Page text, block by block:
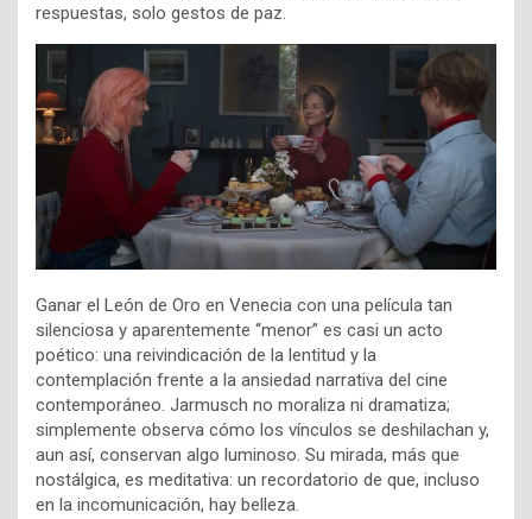
respuestas, solo gestos de paz.
Ganar el León de Oro en Venecia con una película tan
silenciosa y aparentemente “menor” es casi un acto
poético: una reivindicación de la lentitud y la
contemplación frente a la ansiedad narrativa del cine
contemporáneo. Jarmusch no moraliza ni dramatiza;
simplemente observa cómo los vínculos se deshilachan y,
aun así, conservan algo luminoso. Su mirada, más que
nostálgica, es meditativa: un recordatorio de que, incluso
en la incomunicación, hay belleza.